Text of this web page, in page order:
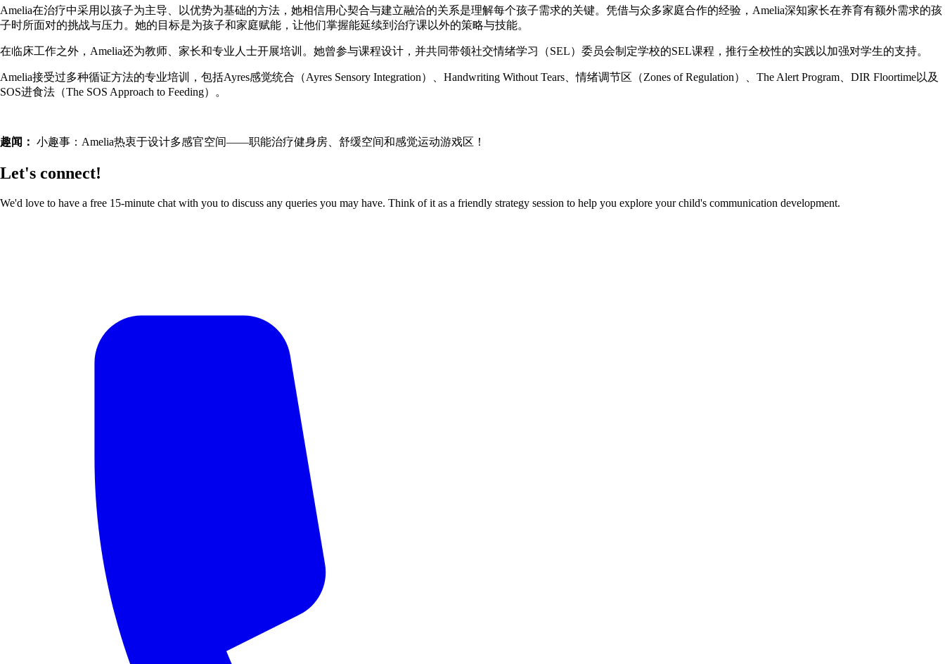
Amelia在治疗中采用以孩子为主导、以优势为基础的方法，她相信用心契合与建立融洽的关系是理解每个孩子需求的关键。凭借与众多家庭合作的经验，Amelia深知家长在养育有额外需求的孩
子时所面对的挑战与压力。她的目标是为孩子和家庭赋能，让他们掌握能延续到治疗课以外的策略与技能。
在临床工作之外，Amelia还为教师、家长和专业人士开展培训。她曾参与课程设计，并共同带领社交情绪学习（SEL）委员会制定学校的SEL课程，推行全校性的实践以加强对学生的支持。
Amelia接受过多种循证方法的专业培训，包括Ayres感觉统合（Ayres Sensory Integration）、Handwriting Without Tears、情绪调节区（Zones of Regulation）、The Alert Program、DIR Floortime以及
SOS进食法（The SOS Approach to Feeding）。
趣闻： 小趣事：Amelia热衷于设计多感官空间——职能治疗健身房、舒缓空间和感觉运动游戏区！
Let's connect!
We'd love to have a free 15-minute chat with you to discuss any queries you may have. Think of it as a friendly strategy session to help you explore your child's communication development.